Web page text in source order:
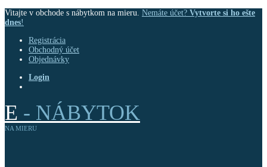
Vitajte v obchode s nábytkom na mieru. Nemáte účet? Vytvorte si ho ešte
dnes!
Registrácia
Obchodný účet
Objednávky
Login
E - NÁBYTOK
NA MIERU